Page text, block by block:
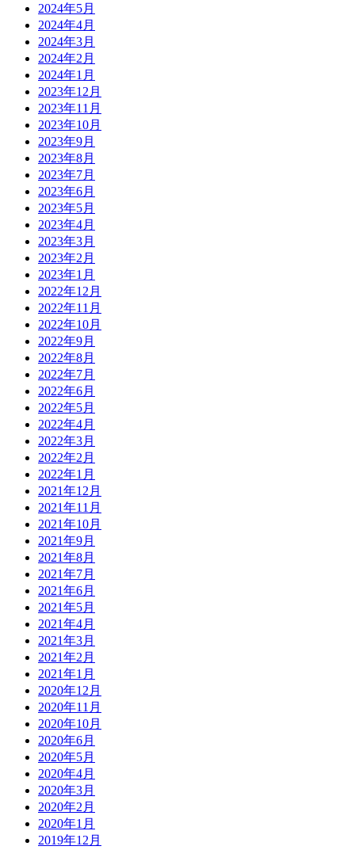
2024年5月
2024年4月
2024年3月
2024年2月
2024年1月
2023年12月
2023年11月
2023年10月
2023年9月
2023年8月
2023年7月
2023年6月
2023年5月
2023年4月
2023年3月
2023年2月
2023年1月
2022年12月
2022年11月
2022年10月
2022年9月
2022年8月
2022年7月
2022年6月
2022年5月
2022年4月
2022年3月
2022年2月
2022年1月
2021年12月
2021年11月
2021年10月
2021年9月
2021年8月
2021年7月
2021年6月
2021年5月
2021年4月
2021年3月
2021年2月
2021年1月
2020年12月
2020年11月
2020年10月
2020年6月
2020年5月
2020年4月
2020年3月
2020年2月
2020年1月
2019年12月